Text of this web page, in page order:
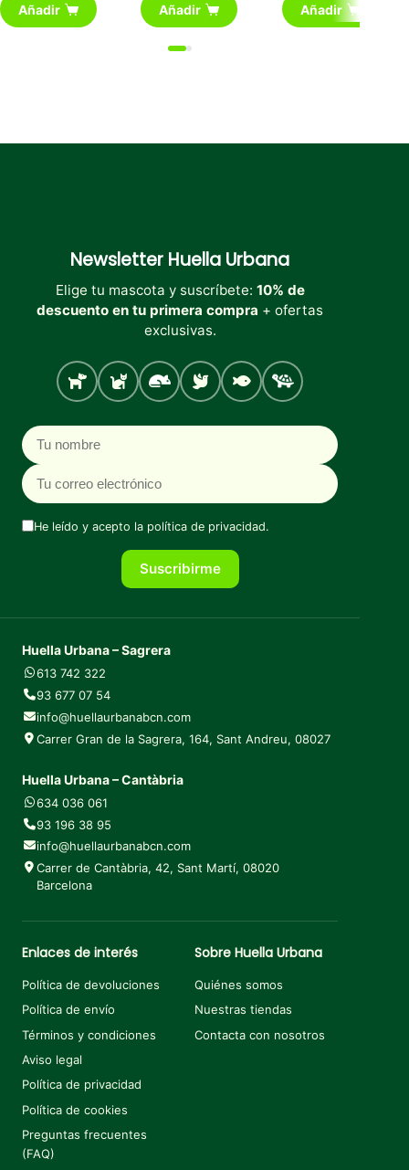
Añadir Añadir Añadir
Newsletter Huella Urbana
Elige tu mascota y suscríbete: 10% de
descuento en tu primera compra + ofertas
exclusivas.
Perro Gato Roedores
Aves PecesTortugas
Nombre
Correo electrónico
He leído y acepto la política de privacidad.
Suscribirme
Huella Urbana – Sagrera
613 742 322
93 677 07 54
info@huellaurbanabcn.com
Carrer Gran de la Sagrera, 164, Sant Andreu, 08027
Huella Urbana – Cantàbria
634 036 061
93 196 38 95
info@huellaurbanabcn.com
Carrer de Cantàbria, 42, Sant Martí, 08020
Barcelona
Enlaces de interés
Política de devoluciones
Política de envío
Términos y condiciones
Aviso legal
Política de privacidad
Política de cookies
Preguntas frecuentes
(FAQ)
Sobre Huella Urbana
Quiénes somos
Nuestras tiendas
Contacta con nosotros